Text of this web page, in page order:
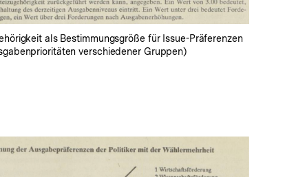
als Bestimmungsgröße für Issue-Präferenzen
verschiedener Gruppen)